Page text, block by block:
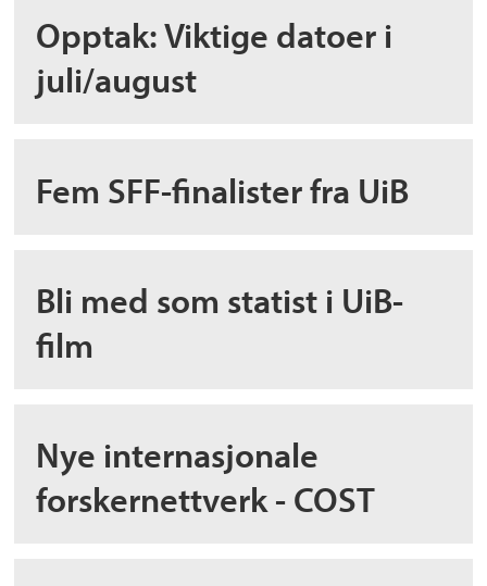
Opptak: Viktige datoer i
juli/august
Fem SFF-finalister fra UiB
Bli med som statist i UiB-
film
Nye internasjonale
forskernettverk - COST